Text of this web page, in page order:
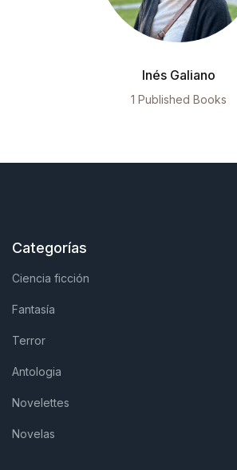
Inés Galiano
1 Published Books
Categorías
Ciencia ficción
Fantasía
Terror
Antologia
Novelettes
Novelas